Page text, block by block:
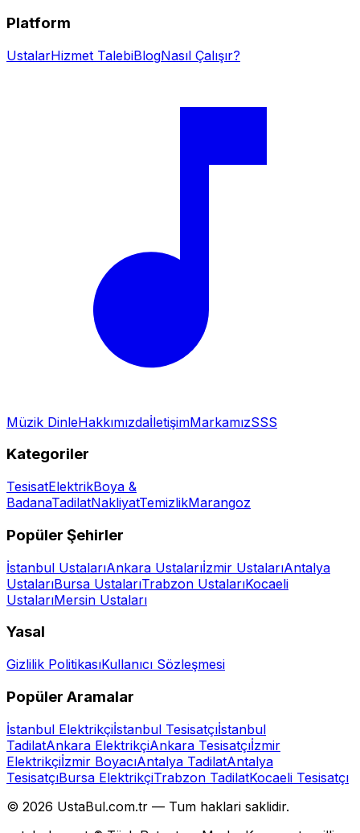
Platform
UstalarHizmet TalebiBlogNasıl Çalışır?
Müzik DinleHakkımızdaİletişimMarkamızSSS
Kategoriler
TesisatElektrikBoya &
BadanaTadilatNakliyatTemizlikMarangoz
Popüler Şehirler
İstanbul UstalarıAnkara Ustalarıİzmir UstalarıAntalya
UstalarıBursa UstalarıTrabzon UstalarıKocaeli
UstalarıMersin Ustaları
Yasal
Gizlilik PolitikasıKullanıcı Sözleşmesi
Popüler Aramalar
İstanbul Elektrikçiİstanbul Tesisatçıİstanbul
TadilatAnkara ElektrikçiAnkara Tesisatçıİzmir
Elektrikçiİzmir BoyacıAntalya TadilatAntalya
TesisatçıBursa ElektrikçiTrabzon TadilatKocaeli Tesisatçı
© 2026 UstaBul.com.tr — Tum haklari saklidir.